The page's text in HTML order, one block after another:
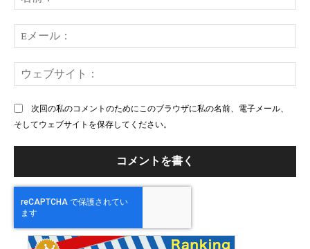
ン
ト：
前
メ
ー
ェ
次回の私のコメントのためにこのブラウザに私の名前、電子メール、
そしてウェブサイトを保存してください。